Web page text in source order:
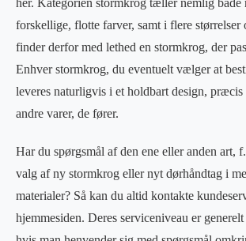
forskellige, flotte farver, samt i flere
finder derfor med lethed en stormkrog, der
Enhver stormkrog, du eventuelt vælger at
leveres naturligvis i et holdbart design,
andre varer, de fører.
Har du spørgsmål af den ene eller anden art,
valg af ny stormkrog eller nyt dørhåndtag i
materialer? Så kan du altid kontakte
hjemmesiden. Deres serviceniveau er